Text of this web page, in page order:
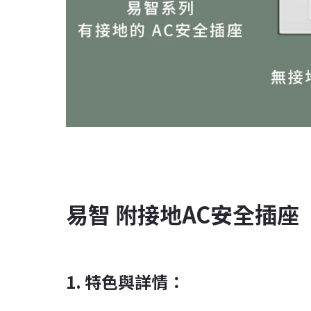
易智 附接地AC安全插座
1. 特色與詳情：